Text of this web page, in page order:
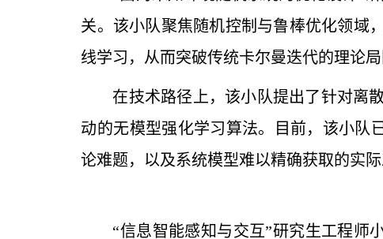
关。该小队聚焦随机控制与鲁棒优化领域
线学习，从而突破传统卡尔曼迭代的理论局
在技术路径上，该小队提出了针对离
动的无模型强化学习算法。目前，该小队
论难题，以及系统模型难以精确获取的实
“信息智能感知与交互”研究生工程师